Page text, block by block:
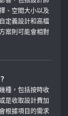
、空間大小以及
定義設計和高檔
案則可能會相對
種，包括按時收
是收取設計費加
根據項目的需求